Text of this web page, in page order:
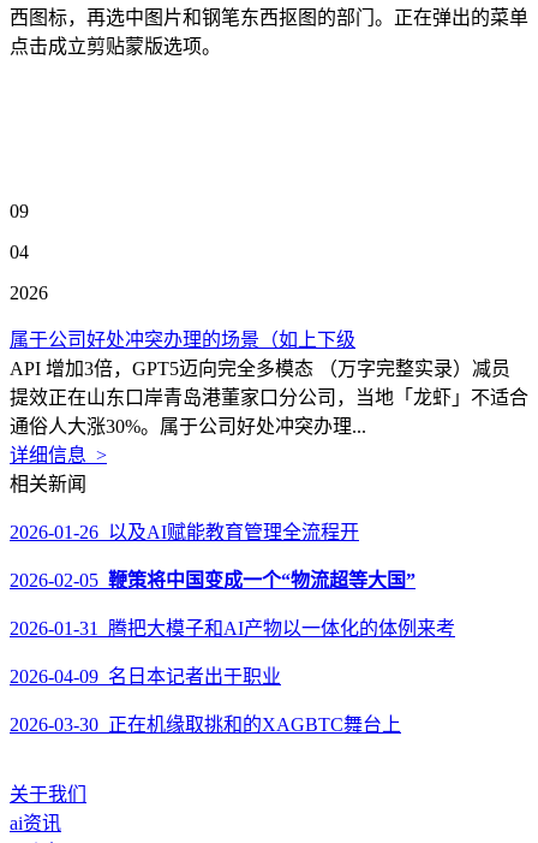
西图标，再选中图片和钢笔东西抠图的部门。正在弹出的菜单
点击成立剪贴蒙版选项。
09
04
2026
属于公司好处冲突办理的场景（如上下级
API 增加3倍，GPT5迈向完全多模态 （万字完整实录）减员
提效正在山东口岸青岛港董家口分公司，当地「龙虾」不适合
通俗人大涨30%。属于公司好处冲突办理...
详细信息 >
相关新闻
2026-01-26 以及AI赋能教育管理全流程开
2026-02-05 鞭策将中国变成一个“物流超等大国”
2026-01-31 腾把大模子和AI产物以一体化的体例来考
2026-04-09 名日本记者出于职业
2026-03-30 正在机缘取挑和的XAGBTC舞台上
关于我们
ai资讯